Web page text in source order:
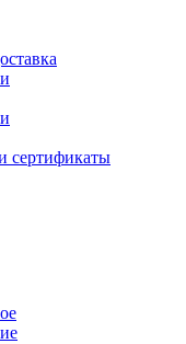
сертификаты